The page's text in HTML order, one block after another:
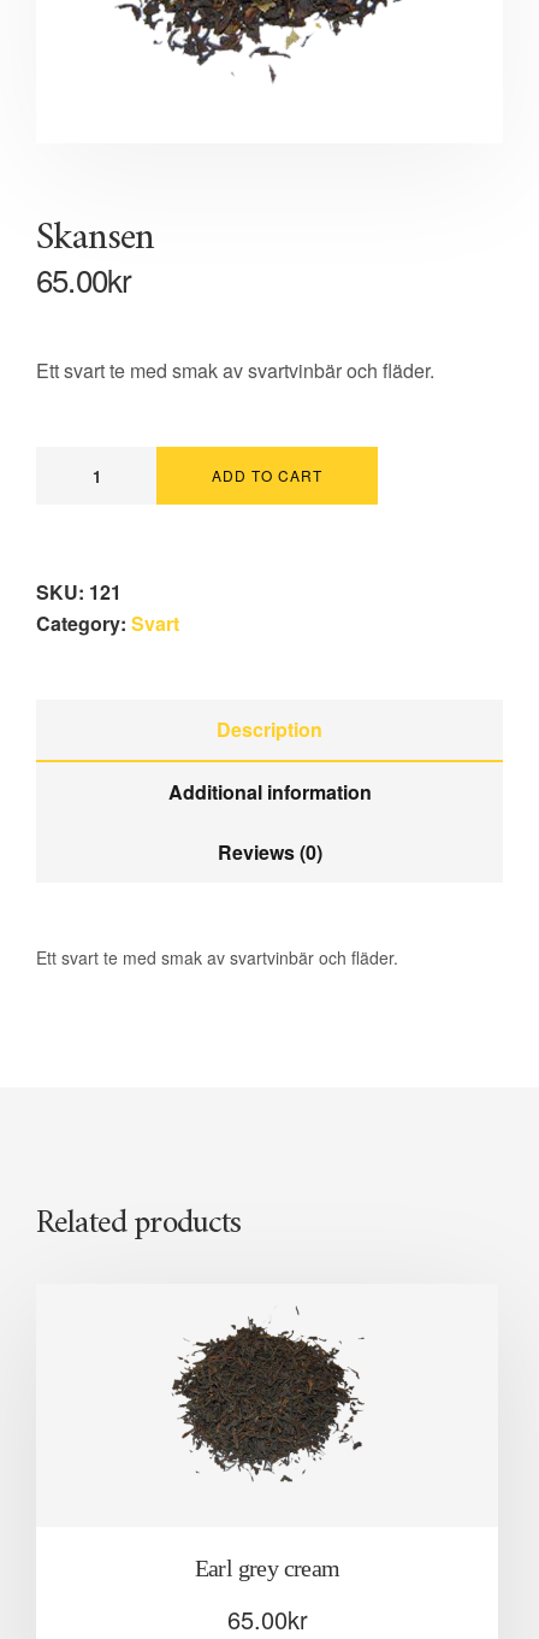
Skansen
65.00kr
Ett svart te med smak av svartvinbär och fläder.
ADD TO CART
SKU: 121
Category: Svart
Description
Additional information
Reviews (0)
Ett svart te med smak av svartvinbär och fläder.
Related products
Earl grey cream
65.00kr